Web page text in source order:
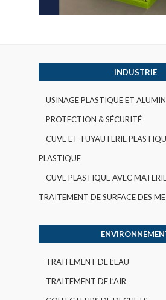
INDUSTRIE
USINAGE PLASTIQUE ET
PROTECTION & SÉCURITÉ
CUVE ET TUYAUTERIE
PLASTIQUE
CUVE PLASTIQUE AVEC
TRAITEMENT DE SURFACE DES
TRAITEMENT DE L’EAU
TRAITEMENT DE L’AIR